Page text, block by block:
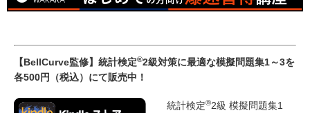
【BellCurve監修】統計検定®2級対策に最適な模擬問題集1～3を
各500円（税込）にて販売中！
統計検定®2級 模擬問題集1